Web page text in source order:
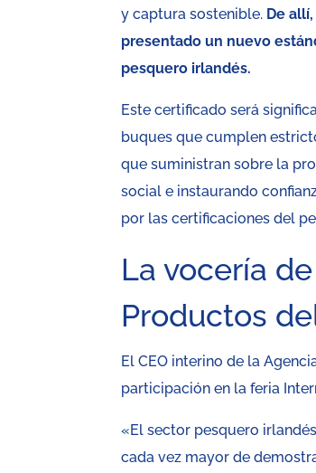
y captura sostenible. De
presentado un nuevo
pesquero irlandés.
Este certificado será
buques que cumplen
que suministran sobre la
social e instaurando
por las certificaciones del
La vocería
Productos
El CEO interino de la
participación en la feria
«El sector pesquero
cada vez mayor de